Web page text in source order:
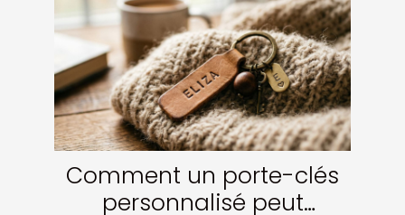
Comment un porte-clés
personnalisé peut